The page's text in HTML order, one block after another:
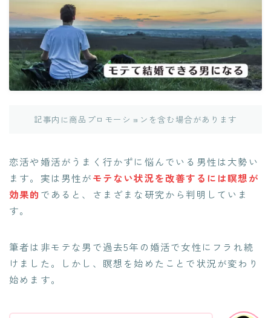
記事内に商品プロモーションを含む場合があります
恋活や婚活がうまく行かずに悩んでいる男性は大勢い
ます。実は男性がモテない状況を改善するには瞑想が
効果的 であると、さまざまな研究から判明していま
す。
筆者は非モテな男で過去5年の婚活で女性にフラれ続
けました。しかし、瞑想を始めたことで状況が変わり
始めます。